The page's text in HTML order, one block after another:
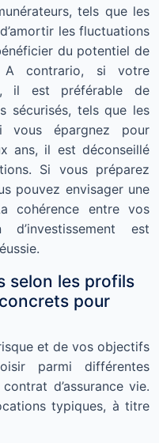
tels que les
les fluctuations
du potentiel de
A contrario, si votre
il est préférable de
sécurisés, tels que les
vous épargnez pour
ans, il est déconseillé
Si vous préparez
pouvez envisager une
cohérence entre vos
est
selon les profils
pour
et de vos objectifs
parmi différentes
d’assurance vie.
typiques, à titre